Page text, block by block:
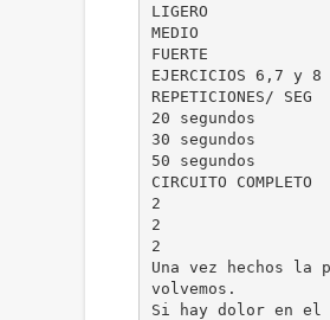
LIGERO
MEDIO
FUERTE
EJERCICIOS 6,7 y 8
REPETICIONES/ SEG
20 segundos
30 segundos
50 segundos
CIRCUITO COMPLETO
2
2
2
Una vez hechos la
volvemos.
Si hay dolor en el